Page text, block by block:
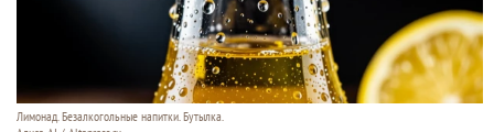
Лед в ресторанах может быть опасен для
здоровья, заявила биотехнолог